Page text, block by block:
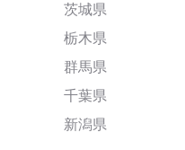
茨城県
栃木県
群馬県
千葉県
新潟県